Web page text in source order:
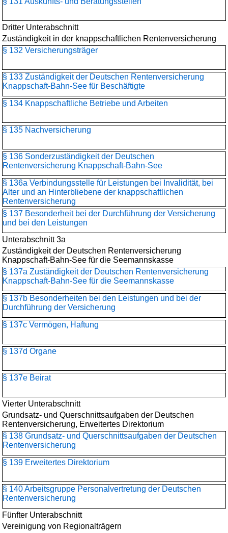
Dritter Unterabschnitt
Zuständigkeit in der knappschaftlichen Rentenversicherung
§ 132 Versicherungsträger
§ 133 Zuständigkeit der Deutschen Rentenversicherung
Knappschaft-Bahn-See für Beschäftigte
§ 134 Knappschaftliche Betriebe und Arbeiten
§ 135 Nachversicherung
§ 136 Sonderzuständigkeit der Deutschen
Rentenversicherung Knappschaft-Bahn-See
§ 136a Verbindungsstelle für Leistungen bei Invalidität, bei
Alter und an Hinterbliebene der knappschaftlichen
Rentenversicherung
§ 137 Besonderheit bei der Durchführung der Versicherung
und bei den Leistungen
Unterabschnitt 3a
Zuständigkeit der Deutschen Rentenversicherung
Knappschaft-Bahn-See für die Seemannskasse
§ 137a Zuständigkeit der Deutschen Rentenversicherung
Knappschaft-Bahn-See für die Seemannskasse
§ 137b Besonderheiten bei den Leistungen und bei der
Durchführung der Versicherung
§ 137c Vermögen, Haftung
§ 137d Organe
§ 137e Beirat
Vierter Unterabschnitt
Grundsatz- und Querschnittsaufgaben der Deutschen
Rentenversicherung, Erweitertes Direktorium
§ 138 Grundsatz- und Querschnittsaufgaben der Deutschen
Rentenversicherung
§ 139 Erweitertes Direktorium
§ 140 Arbeitsgruppe Personalvertretung der Deutschen
Rentenversicherung
Fünfter Unterabschnitt
Vereinigung von Regionalträgern